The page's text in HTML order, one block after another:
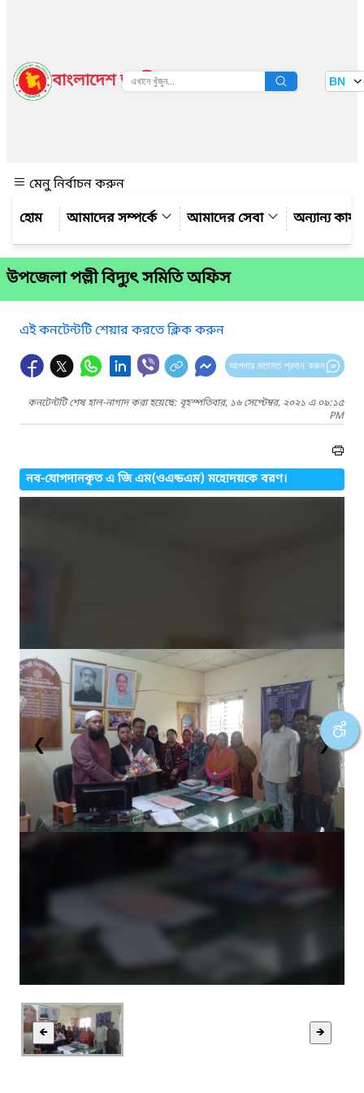
বাংলাদেশ জাতীয় তথ্য বাতায়ন BN
মেনু নির্বাচন করুন
আমাদের সম্পর্কে
আমাদের সেবা অন্যান্য
উপজেলা পল্লী বিদ্যুৎ সমিতি অফিস
এই কনটেন্টটি শেয়ার করতে ক্লিক করুন
আপনার মতামত প্রদান করুন
কনটেন্টটি শেষ হাল-নাগাদ করা হয়েছে: বৃহস্পতিবার, ১৬ সেপ্টেম্বর, ২০২১ এ ০৯:১৫
PM
নব-যোগদানকৃত এ জি এম(ওএন্ডএম) মহোদয়কে বরণ।
❮ ❯
🡸 🡺